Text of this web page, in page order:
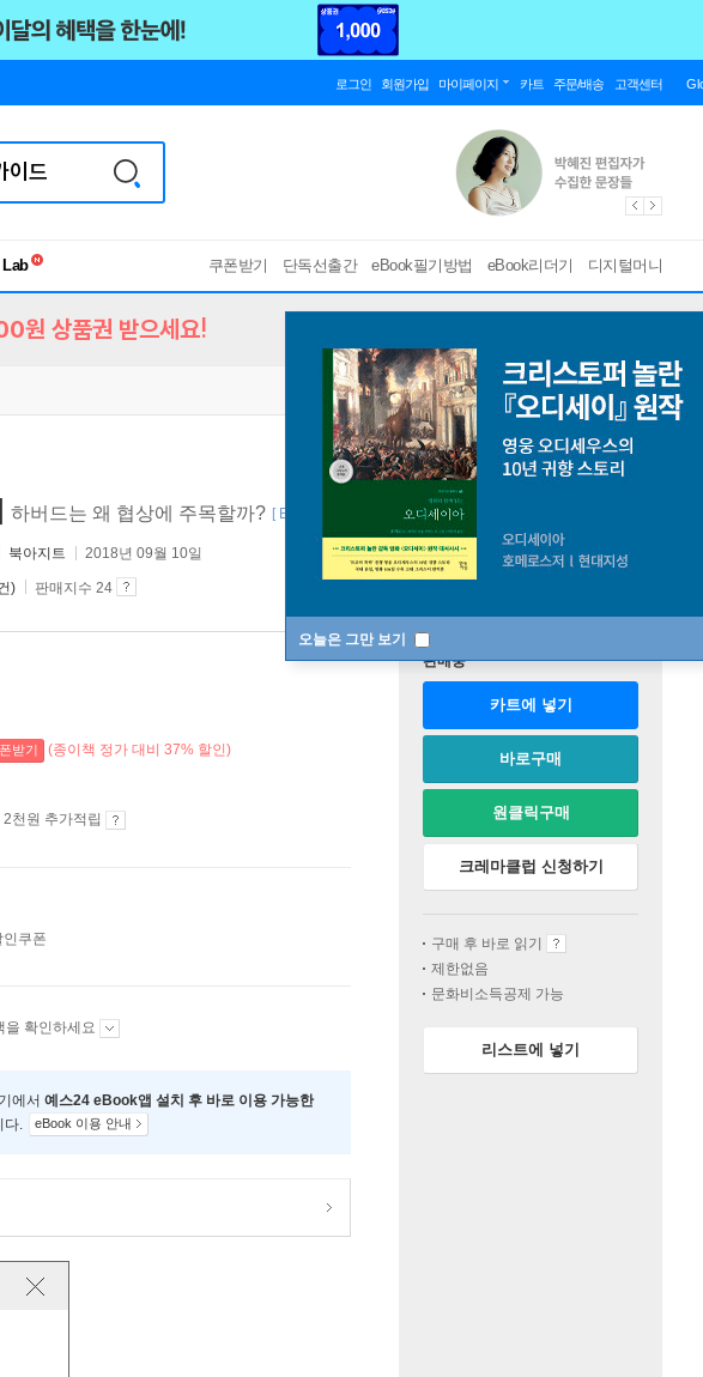
로그인 회원가입 마이페이지 카트 주문/배송 고객센터
Lab
형검사
쿠폰받기 단독선출간 eBook필기방법 eBook리더기 디지털머니
오늘은 그만 보기
원 상품권 받으세요!
하버드는 왜 협상에 주목할까? [ EPUB ]
북아지트 2018년 09월 10일
) 판매지수 24
받기 (종이책 정가 대비 37% 할인)
천원 추가적립
쿠폰
을 확인하세요
에서 예스24 eBook앱 설치 후 바로 이용 가능한
다. eBook 이용 안내
판매중
카트에 넣기
바로구매
원클릭구매
크레마클럽 신청하기
구매 후 바로 읽기
제한없음
문화비소득공제 가능
리스트에 넣기